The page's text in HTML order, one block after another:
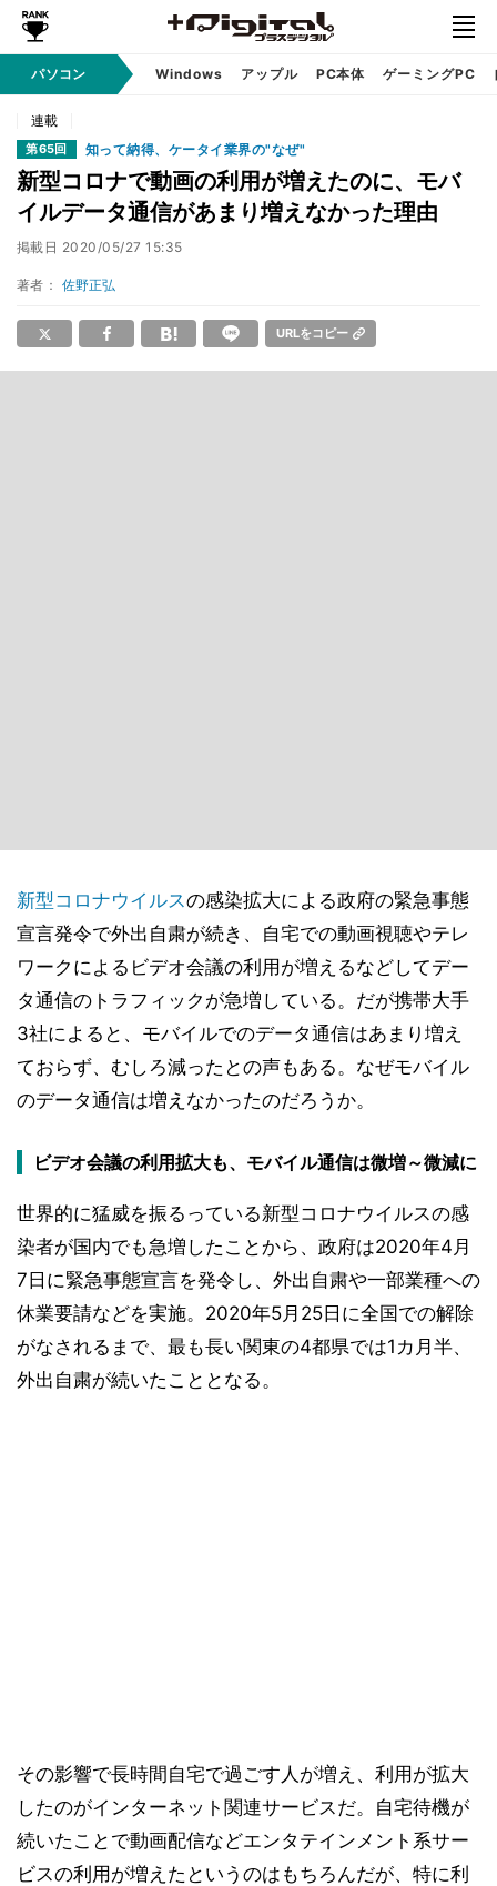
パソコン Windows アップル PC本体 ゲーミングPC
連載
第65回 知って納得、ケータイ業界の"なぜ"
新型コロナで動画の利用が増えたのに、モバ
イルデータ通信があまり増えなかった理由
掲載日 2020/05/27 15:35
著者： 佐野正弘
URLをコピー
新型コロナウイルスの感染拡大による政府の緊急事態
宣言発令で外出自粛が続き、自宅での動画視聴やテレ
ワークによるビデオ会議の利用が増えるなどしてデー
タ通信のトラフィックが急増している。だが携帯大手
3社によると、モバイルでのデータ通信はあまり増え
ておらず、むしろ減ったとの声もある。なぜモバイル
のデータ通信は増えなかったのだろうか。
ビデオ会議の利用拡大も、モバイル通信は微増～微減に
世界的に猛威を振るっている新型コロナウイルスの感
染者が国内でも急増したことから、政府は2020年4月
7日に緊急事態宣言を発令し、外出自粛や一部業種への
休業要請などを実施。2020年5月25日に全国での解除
がなされるまで、最も長い関東の4都県では1カ月半、
外出自粛が続いたこととなる。
その影響で長時間自宅で過ごす人が増え、利用が拡大
したのがインターネット関連サービスだ。自宅待機が
続いたことで動画配信などエンタテインメント系サー
ビスの利用が増えたというのはもちろんだが、特に利